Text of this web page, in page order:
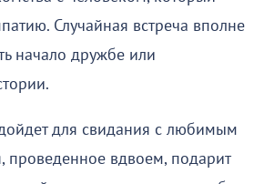
Случайная встреча вполне
начало дружбе или
для свидания с любимым
проведенное вдвоем, подарит